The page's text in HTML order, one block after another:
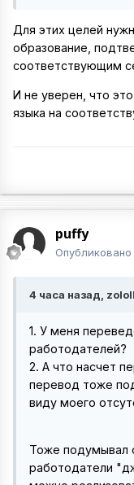
Для этих целей
образование,
соответствующим
И не уверен, что
языка на
puffy
Опубликовано
4 часа назад,
1. У меня
работодателей?
2. А что насчет
перевод тоже
виду моего
Тоже подумывал
работодатели